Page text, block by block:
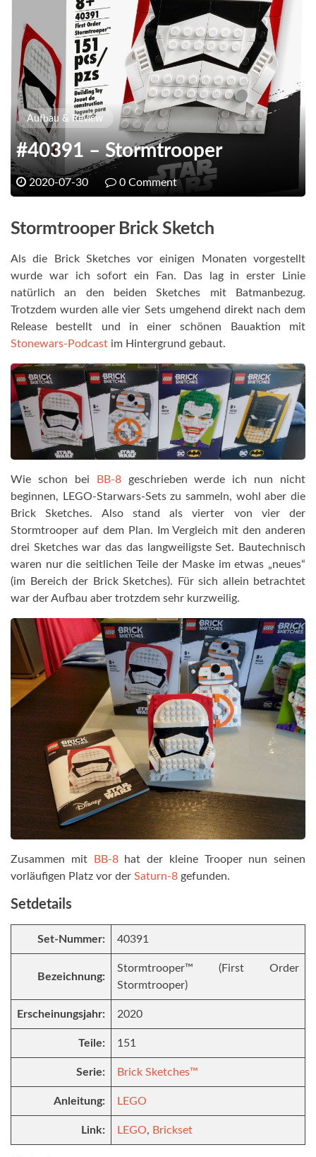
Aufbau & Review
#40391 – Stormtrooper
2020-07-30 0 Comment
Stormtrooper Brick Sketch
Als die Brick Sketches vor einigen Monaten vorgestellt
wurde war ich sofort ein Fan. Das lag in erster Linie
natürlich an den beiden Sketches mit Batmanbezug.
Trotzdem wurden alle vier Sets umgehend direkt nach dem
Release bestellt und in einer schönen Bauaktion mit
Stonewars-Podcast im Hintergrund gebaut.
Wie schon bei BB-8geschrieben werde ich nun nicht
beginnen, LEGO-Starwars-Sets zu sammeln, wohl aber die
Brick Sketches. Also stand als vierter von vier der
Stormtrooper auf dem Plan. Im Vergleich mit den anderen
drei Sketches war das das langweiligste Set. Bautechnisch
waren nur die seitlichen Teile der Maske im etwas „neues“
(im Bereich der Brick Sketches). Für sich allein betrachtet
war der Aufbau aber trotzdem sehr kurzweilig.
Zusammen mit BB-8hat der kleine Trooper nun seinen
vorläufigen Platz vor der Saturn-8 gefunden.
Setdetails
Set-Nummer: 40391
Bezeichnung:
Stormtrooper™ (First Order
Stormtrooper)
Erscheinungsjahr: 2020
Teile: 151
Serie: Brick Sketches™
Anleitung: LEGO
Link: LEGO, Brickset